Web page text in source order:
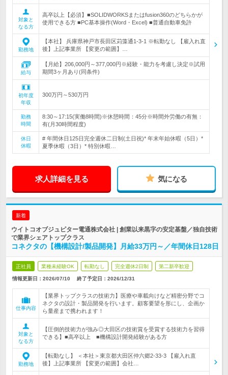
対象と
なる方
高卒以上【必須】■SOLIDWORKSまたはfusion360のどちらかが
使用できる方 ■PC基本操作(Word・Excel) ■普通自動車免許
勤務地
【本社】 兵庫県神戸市長田区苅藻通1-3-1 ※転勤なし 【雇入れ直
後】上記事業所 【変更の範囲】…
給与
【月給】206,000円～377,000円※経験・能力を考慮し決定※試用
期間3ヶ月あり(同条件)
初年度
年収
300万円～530万円
勤務
時間
8:30～17:15(実働8時間)※休憩時間：45分※時間外労働の有無：
有(月30時間程度)
休日
休暇
# 年間休日125日完全週休二日制(土日祝)* 年末年始休暇（5日）*
夏季休暇（3日）* 特別休暇…
求人詳細を見る 気になる
新着
ウイトコオブジュピター電通株式会社 | 創業以来黒字の安定基盤／独自技術
で業界シェアトップクラス
コネクタの【機構設計/製品開発】月給33万円～／年間休日128日
正社員 業種未経験OK 転勤なし 完全週休2日制 第二新卒歓迎
情報更新日：2026/07/10 終了予定日： 2026/12/31
仕事内容
【業界トップクラスの技術力】医療や車載向けなど精密分野でコ
ネクタの設計・製品開発を行います。顧客要望を形にし、企画か
ら量産まで携われます！
対象と
なる方
【圧倒的技術力が強み◎大田区の技術賞を受賞する技術力を習得
できる】■高卒以上 ■機構設計開発経験がある方
勤務地
【転勤なし】 ＜本社＞東京都大田区仲六郷2-33-3 【雇入れ直
後】上記事業所 【変更の範囲】会社…